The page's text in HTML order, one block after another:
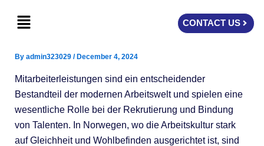
Menu CONTACT US
By admin323029 / December 4, 2024
Mitarbeiterleistungen sind ein entscheidender
Bestandteil der modernen Arbeitswelt und spielen eine
wesentliche Rolle bei der Rekrutierung und Bindung
von Talenten. In Norwegen, wo die Arbeitskultur stark
auf Gleichheit und Wohlbefinden ausgerichtet ist, sind